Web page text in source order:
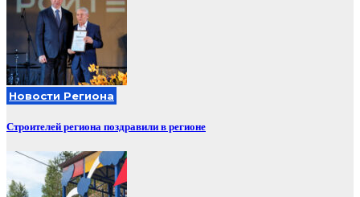
Новости Региона
Строителей региона поздравили в регионе